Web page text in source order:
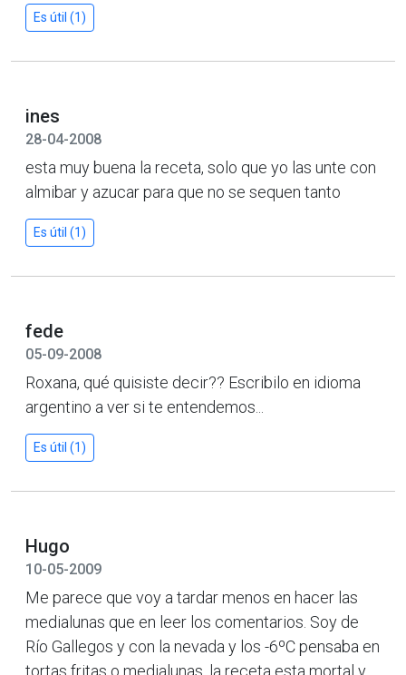
Es útil (1)
ines
28-04-2008
esta muy buena la receta, solo que yo las unte con
almibar y azucar para que no se sequen tanto
Es útil (1)
fede
05-09-2008
Roxana, qué quisiste decir?? Escribilo en idioma
argentino a ver si te entendemos...
Es útil (1)
Hugo
10-05-2009
Me parece que voy a tardar menos en hacer las
medialunas que en leer los comentarios. Soy de
Río Gallegos y con la nevada y los -6ºC pensaba en
tortas fritas o medialunas. la receta esta mortal y